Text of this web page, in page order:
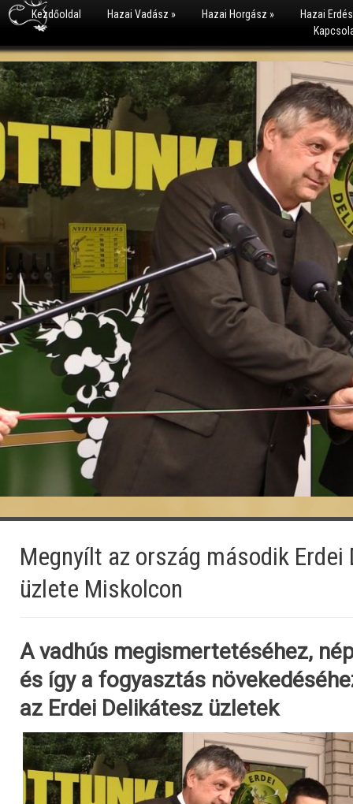
Kezdőoldal Hazai Vadász » Hazai Horgász »
Hazai
Megnyílt az ország második Erdei
üzlete Miskolcon
A vadhús megismertetéséhez,
és így a fogyasztás
az Erdei Delikátesz üzletek